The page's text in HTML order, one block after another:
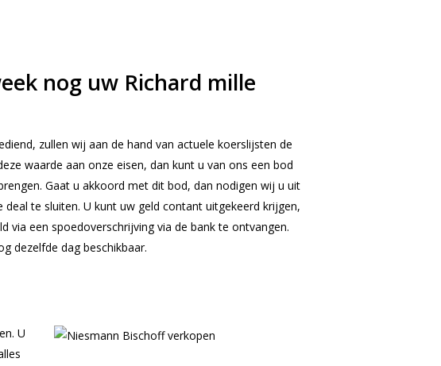
nog uw Richard mille
zullen wij aan de hand van actuele koerslijsten de
waarde aan onze eisen, dan kunt u van ons een bod
Gaat u akkoord met dit bod, dan nodigen wij u uit
te sluiten. U kunt uw geld contant uitgekeerd krijgen,
via een spoedoverschrijving via de bank te ontvangen.
dezelfde dag beschikbaar.
U